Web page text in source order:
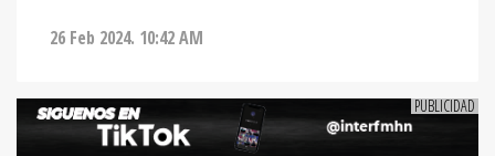
26 Feb 2024. 10:42 AM